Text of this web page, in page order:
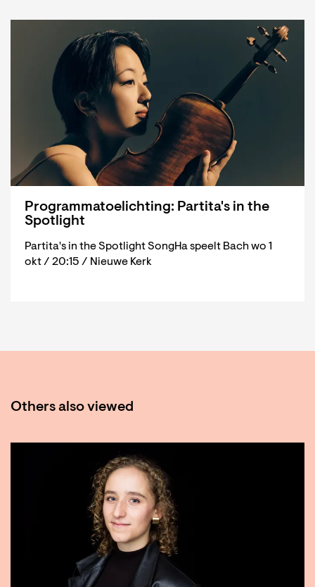
Programmatoelichting: Partita's in the
Spotlight
Partita's in the Spotlight SongHa speelt Bach wo 1
okt / 20:15 / Nieuwe Kerk
Others also viewed